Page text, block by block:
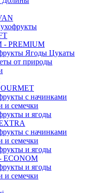
PREMIUM
Ягоды Цукаты
от природы
с начинками
и семечки
и ягоды
с начинками
и семечки
и ягоды
и ягоды
и семечки